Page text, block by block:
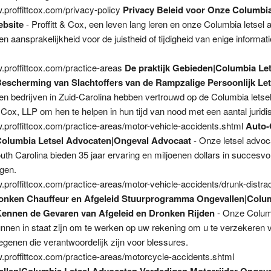
privacy-policy Privacy Beleid voor Onze
- Proffitt & Cox, een leven lang leren en onze Columbia letsel
aansprakelijkheid voor de juistheid of tijdigheid van enige
practice-areas De praktijk Gebieden|Columbia
van Slachtoffers van de Rampzalige Persoonlijk
bedrijven in Zuid-Carolina hebben vertrouwd op de Columbia
LLP om hen te helpen in hun tijd van nood met een aantal
practice-areas/motor-vehicle-accidents.shtml
Letsel Advocaten|Ongeval Advocaat- Onze letsel
Carolina bieden 35 jaar ervaring en miljoenen dollars in
practice-areas/motor-vehicle-accidents/drunk-
Chauffeur en Afgeleid Stuurprogramma
de Gevaren van Afgeleid en Dronken Rijden- Onze
in staat zijn om te werken op uw rekening om u te verzekeren
die verantwoordelijk zijn voor blessures.
practice-areas/motorcycle-accidents.shtml